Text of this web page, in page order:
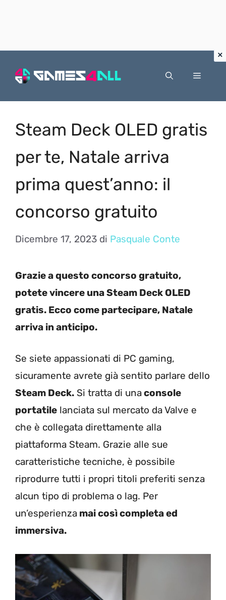
Menu
Steam Deck OLED gratis
per te, Natale arriva
prima quest’anno: il
concorso gratuito
Dicembre 17, 2023 di Pasquale Conte
Grazie a questo concorso gratuito,
potete vincere una Steam Deck OLED
gratis. Ecco come partecipare, Natale
arriva in anticipo.
Se siete appassionati di PC gaming,
sicuramente avrete già sentito parlare dello
Steam Deck. Si tratta di unaconsole
portatile lanciata sul mercato da Valve e
che è collegata direttamente alla
piattaforma Steam. Grazie alle sue
caratteristiche tecniche, è possibile
riprodurre tutti i propri titoli preferiti senza
alcun tipo di problema o lag. Per
un’esperienza mai così completa ed
immersiva.